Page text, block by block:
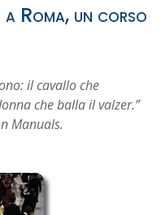
a Roma, un corso
il cavallo che
che balla il valzer.”
Manuals.